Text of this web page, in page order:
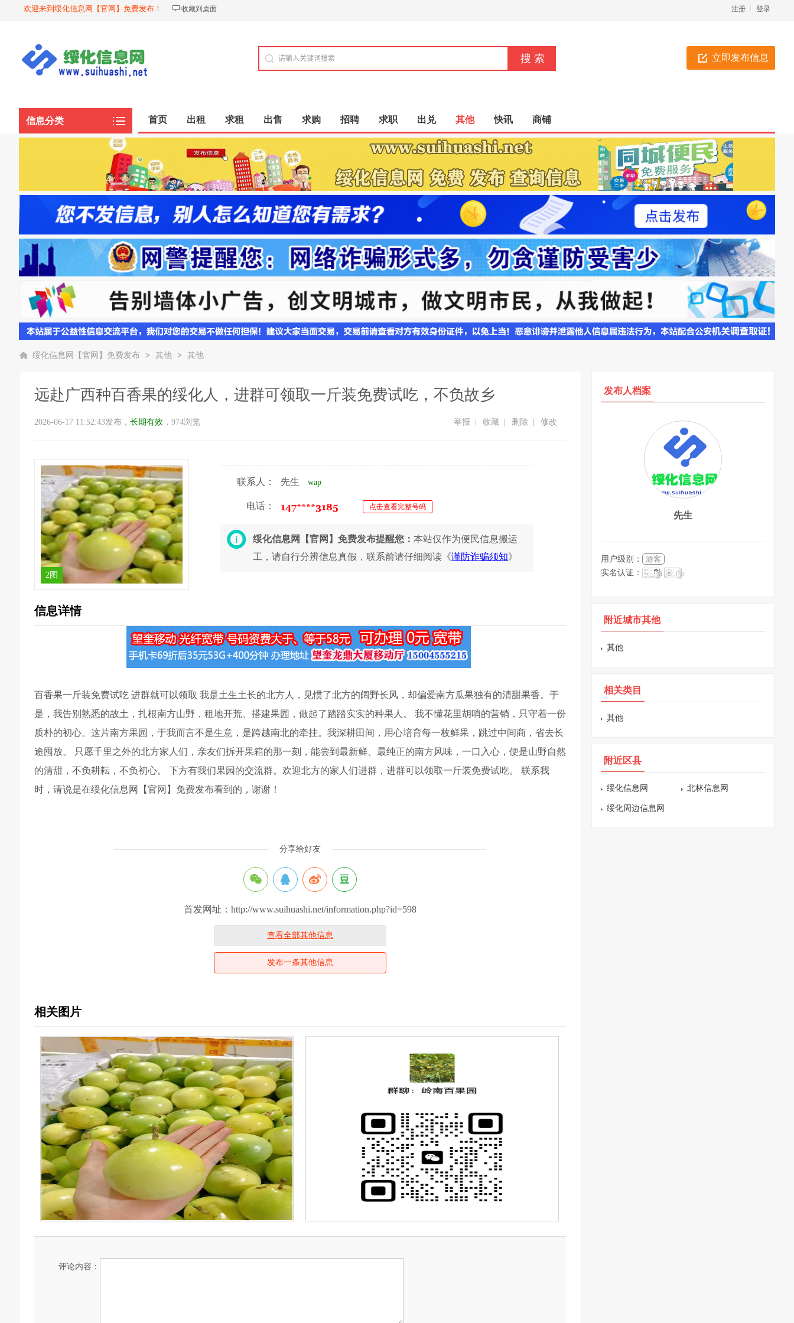
欢迎来到绥化信息网【官网】免费发布！ 收藏到桌面 登录
注册
立即发布信息
信息分类 首页 出租 求租 出售 求购 招聘 求职 出兑 其他 快讯 商铺
绥化信息网【官网】免费发布 > 其他 > 其他
远赴广西种百香果的绥化人，进群可领取一斤装免费试吃，不负故乡
2026-06-17 11:52:43发布， 长期有效 ，974浏览 修改
删除 |
收藏 |
举报 |
2图
联系人： 先生 wap
电话： 点击查看完整号码
绥化信息网【官网】免费发布提醒您： 本站仅作为便民信息搬运
工，请自行分辨信息真假，联系前请仔细阅读《谨防诈骗须知》
信息详情
百香果一斤装免费试吃 进群就可以领取 我是土生土长的北方人，见惯了北方的阔野长风，却偏爱南方瓜果独有的清甜果香。于
是，我告别熟悉的故土，扎根南方山野，租地开荒、搭建果园，做起了踏踏实实的种果人。 我不懂花里胡哨的营销，只守着一份
质朴的初心。这片南方果园，于我而言不是生意，是跨越南北的牵挂。我深耕田间，用心培育每一枚鲜果，跳过中间商，省去长
途囤放。 只愿千里之外的北方家人们，亲友们拆开果箱的那一刻，能尝到最新鲜、最纯正的南方风味，一口入心，便是山野自然
的清甜，不负耕耘，不负初心。 下方有我们果园的交流群。欢迎北方的家人们进群，进群可以领取一斤装免费试吃。 联系我
时，请说是在绥化信息网【官网】免费发布看到的，谢谢！
分享给好友
首发网址：http://www.suihuashi.net/information.php?id=598
查看全部其他信息
发布一条其他信息
相关图片
评论内容：
发布人档案
先生
用户级别：
游客
实名认证：
附近城市其他
其他
相关类目
其他
附近区县
绥化信息网 北林信息网
绥化周边信息网